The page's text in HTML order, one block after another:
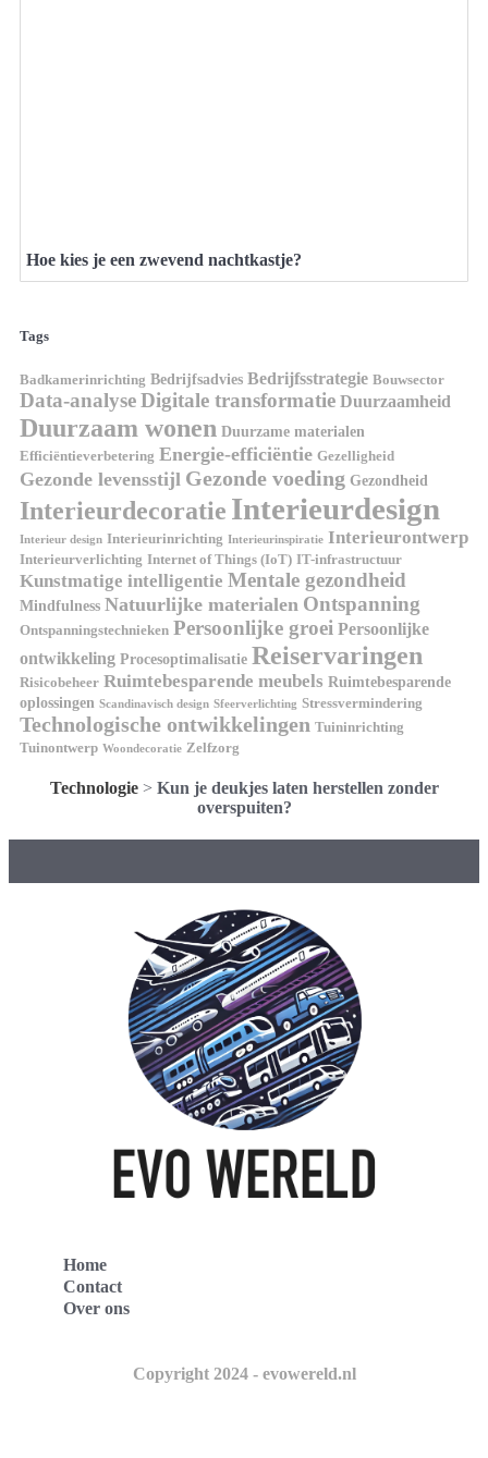
Hoe kies je een zwevend nachtkastje?
Tags
Badkamerinrichting Bedrijfsadvies Bedrijfsstrategie Bouwsector
Data-analyseDigitale transformatie Duurzaamheid
Duurzaam wonen Duurzame materialen
Efficiëntieverbetering Energie-efficiëntie Gezelligheid
Gezonde levensstijl Gezonde voeding Gezondheid
Interieurdecoratie Interieurdesign
Interieur design Interieurinrichting Interieurinspiratie Interieurontwerp
Interieurverlichting Internet of Things (IoT) IT-infrastructuur
Kunstmatige intelligentie Mentale gezondheid
Mindfulness Natuurlijke materialen Ontspanning
Ontspanningstechnieken Persoonlijke groei Persoonlijke
ontwikkeling Procesoptimalisatie Reiservaringen
Risicobeheer Ruimtebesparende meubels Ruimtebesparende
oplossingen Scandinavisch design Sfeerverlichting Stressvermindering
Technologische ontwikkelingen Tuininrichting
Tuinontwerp Woondecoratie Zelfzorg
Technologie> Kun je deukjes laten herstellen zonder
overspuiten?
Home
Contact
Over ons
Copyright 2024 - evowereld.nl